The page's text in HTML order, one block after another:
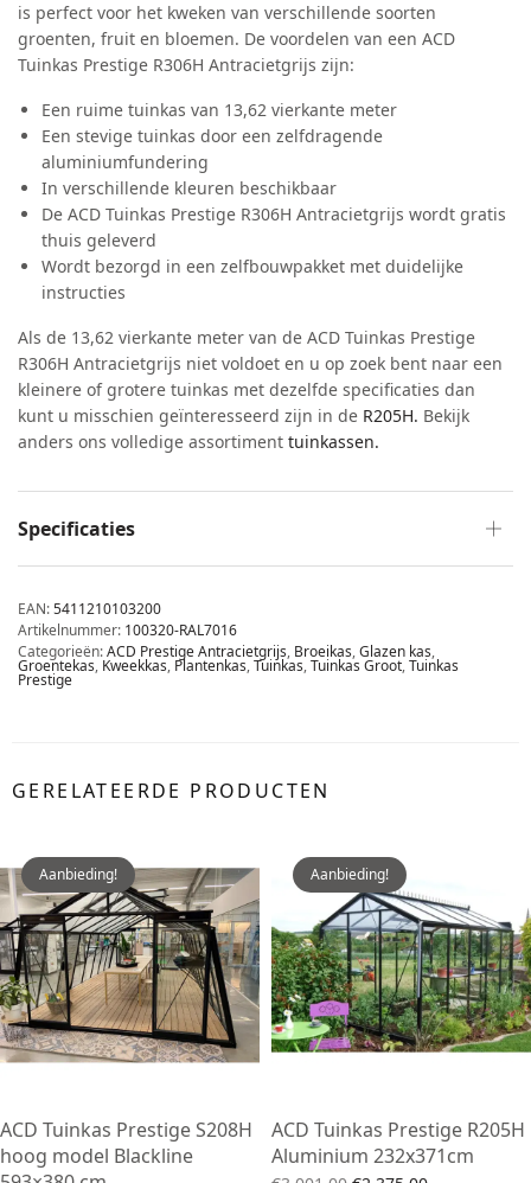
is perfect voor het kweken van verschillende soorten
groenten, fruit en bloemen. De voordelen van een ACD
Tuinkas Prestige R306H Antracietgrijs zijn:
Een ruime tuinkas van 13,62 vierkante meter
Een stevige tuinkas door een zelfdragende
aluminiumfundering
In verschillende kleuren beschikbaar
De ACD Tuinkas Prestige R306H Antracietgrijs wordt gratis
thuis geleverd
Wordt bezorgd in een zelfbouwpakket met duidelijke
instructies
Als de 13,62 vierkante meter van de ACD Tuinkas Prestige
R306H Antracietgrijs niet voldoet en u op zoek bent naar een
kleinere of grotere tuinkas met dezelfde specificaties dan
kunt u misschien geïnteresseerd zijn in de R205H. Bekijk
anders ons volledige assortimenttuinkassen.
Specificaties
EAN:5411210103200
Artikelnummer: 100320-RAL7016
Categorieën:ACD Prestige Antracietgrijs, Broeikas,Glazen kas,
Groentekas, Kweekkas, Plantenkas,Tuinkas,Tuinkas Groot,Tuinkas
Prestige
GERELATEERDE PRODUCTEN
Aanbieding!
ACD Tuinkas Prestige S208H
hoog model Blackline
Aanbieding!
ACD Tuinkas Prestige R205H
Aluminium 232x371cm